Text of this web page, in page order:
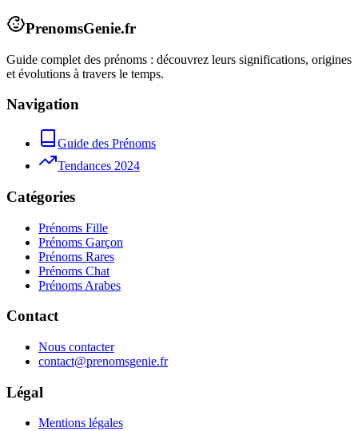
PrenomsGenie.fr
Guide complet des prénoms : découvrez leurs significations, origines
et évolutions à travers le temps.
Navigation
Guide des Prénoms
Tendances 2024
Catégories
Prénoms Fille
Prénoms Garçon
Prénoms Rares
Prénoms Chat
Prénoms Arabes
Contact
Nous contacter
contact@prenomsgenie.fr
Légal
Mentions légales